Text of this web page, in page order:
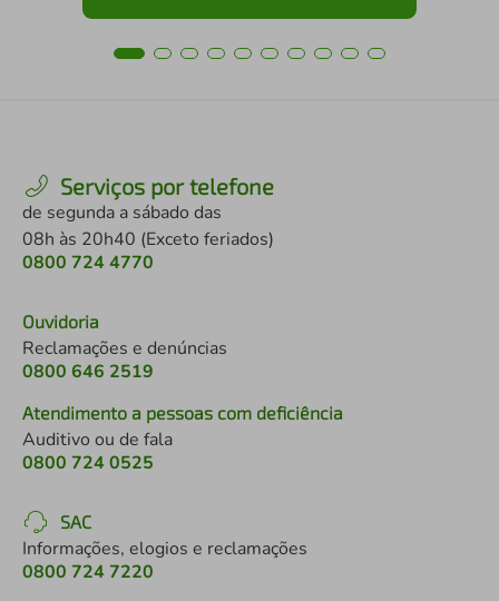
Serviços por telefone
de segunda a sábado das
08h às 20h40 (Exceto feriados)
0800 724 4770
Ouvidoria
Reclamações e denúncias
0800 646 2519
Atendimento a pessoas com deficiência
Auditivo ou de fala
0800 724 0525
SAC
Informações, elogios e reclamações
0800 724 7220